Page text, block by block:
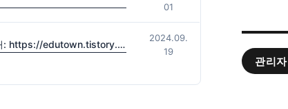
01
2022 초·중등학교 교육과정 및 특수교육 교육과정 일부개정 고시 (2024-0816) 출처: https://edutown.tistory.com/1594 [초등교육마을2:티스토리]
2024.09.
19
관리자